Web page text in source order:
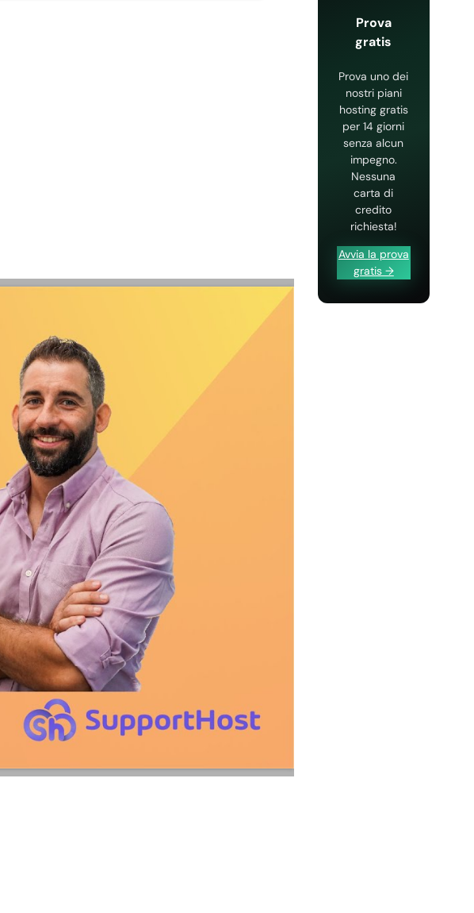
Prova
gratis
Prova uno dei
nostri piani
hosting gratis
per 14 giorni
senza alcun
impegno.
Nessuna
carta di
credito
richiesta!
Avvia la prova
gratis →